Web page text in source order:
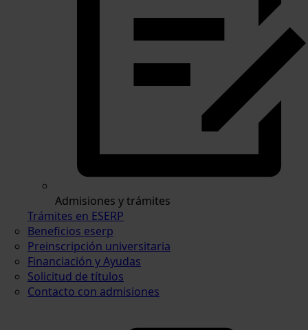
Admisiones y trámites
Trámites en ESERP
Beneficios eserp
Preinscripción universitaria
Financiación y Ayudas
Solicitud de títulos
Contacto con admisiones